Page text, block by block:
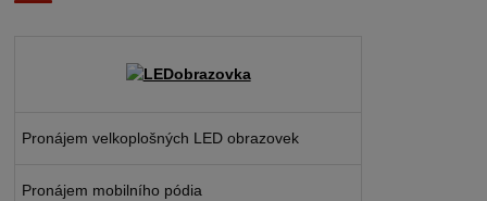
Pronájem velkoplošných LED obrazovek
Pronájem mobilního pódia